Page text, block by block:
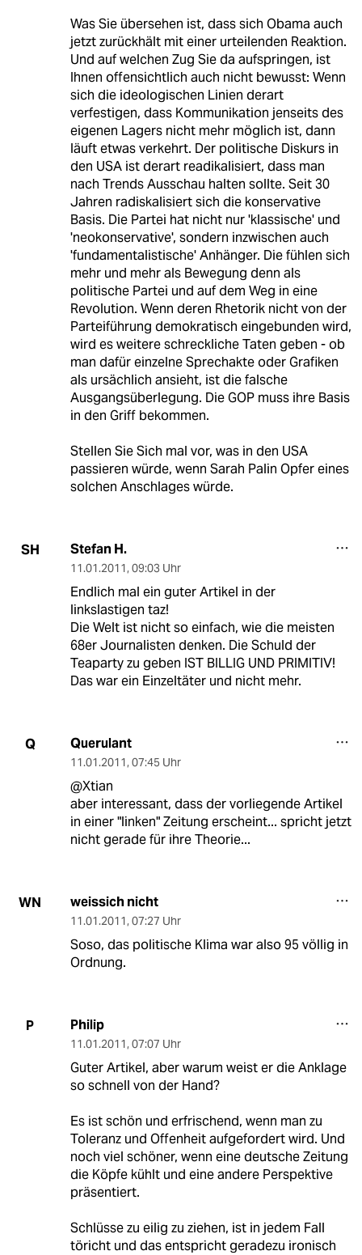
Was Sie übersehen ist, dass sich Obama auch
jetzt zurückhält mit einer urteilenden Reaktion.
Und auf welchen Zug Sie da aufspringen, ist
Ihnen offensichtlich auch nicht bewusst: Wenn
sich die ideologischen Linien derart
verfestigen, dass Kommunikation jenseits des
eigenen Lagers nicht mehr möglich ist, dann
läuft etwas verkehrt. Der politische Diskurs in
den USA ist derart readikalisiert, dass man
nach Trends Ausschau halten sollte. Seit 30
Jahren radiskalisiert sich die konservative
Basis. Die Partei hat nicht nur 'klassische' und
'neokonservative', sondern inzwischen auch
'fundamentalistische' Anhänger. Die fühlen sich
mehr und mehr als Bewegung denn als
politische Partei und auf dem Weg in eine
Revolution. Wenn deren Rhetorik nicht von der
Parteiführung demokratisch eingebunden wird,
wird es weitere schreckliche Taten geben - ob
man dafür einzelne Sprechakte oder Grafiken
als ursächlich ansieht, ist die falsche
Ausgangsüberlegung. Die GOP muss ihre Basis
in den Griff bekommen.
Stellen Sie Sich mal vor, was in den USA
passieren würde, wenn Sarah Palin Opfer eines
solchen Anschlages würde.
SH Stefan H.
11.01.2011, 09:03 Uhr
Endlich mal ein guter Artikel in der
linkslastigen taz!
Die Welt ist nicht so einfach, wie die meisten
68er Journalisten denken. Die Schuld der
Teaparty zu geben IST BILLIG UND PRIMITIV!
Das war ein Einzeltäter und nicht mehr.
Q Querulant
11.01.2011, 07:45 Uhr
@Xtian
aber interessant, dass der vorliegende Artikel
in einer "linken" Zeitung erscheint... spricht jetzt
nicht gerade für ihre Theorie...
WN weissich nicht
11.01.2011, 07:27 Uhr
Soso, das politische Klima war also 95 völlig in
Ordnung.
P Philip
11.01.2011, 07:07 Uhr
Guter Artikel, aber warum weist er die Anklage
so schnell von der Hand?
Es ist schön und erfrischend, wenn man zu
Toleranz und Offenheit aufgefordert wird. Und
noch viel schöner, wenn eine deutsche Zeitung
die Köpfe kühlt und eine andere Perspektive
präsentiert.
Schlüsse zu eilig zu ziehen, ist in jedem Fall
töricht und das entspricht geradezu ironisch